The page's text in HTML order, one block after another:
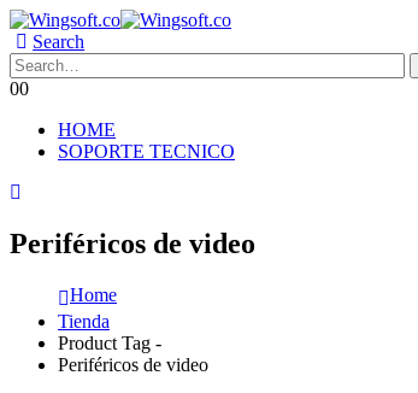
Search
00
HOME
SOPORTE TECNICO
Periféricos de video
Home
Tienda
Product Tag -
Periféricos de video